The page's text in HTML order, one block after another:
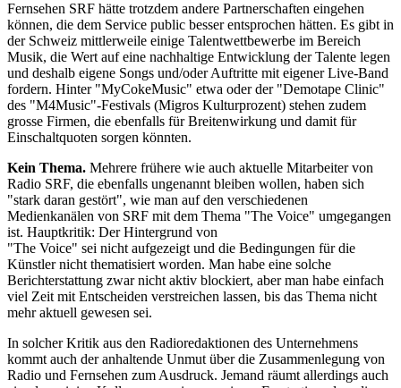
Fernsehen SRF hätte trotzdem andere Partnerschaften eingehen
können, die dem Service public besser entsprochen ­hätten. Es gibt in
der Schweiz mittlerweile einige Talentwettbewerbe im Bereich
Musik, die Wert auf eine nachhaltige Entwicklung der Talente legen
und deshalb eigene Songs und/oder Auftritte mit eigener Live-Band
fordern. Hinter "MyCokeMusic" etwa oder der "Demotape Clinic"
des "M4Music"-Festivals (Migros Kulturprozent) stehen zudem
grosse Firmen, die ebenfalls für Breitenwirkung und damit für
Einschaltquoten sorgen könnten.
Kein Thema. Mehrere frühere wie auch aktuelle Mitarbeiter von
Radio SRF, die ebenfalls ungenannt bleiben wollen, haben sich
"stark daran gestört", wie man auf den verschiedenen
Medienkanälen von SRF mit dem Thema "The Voice" umgegangen
ist. Hauptkritik: Der Hintergrund von
"The Voice" sei nicht aufgezeigt und die Bedingungen für die
Künstler nicht thematisiert worden. Man habe eine solche
Berichterstattung zwar nicht aktiv blockiert, aber man habe einfach
viel Zeit mit Entscheiden verstreichen lassen, bis das Thema nicht
mehr aktuell gewesen sei.
In solcher Kritik aus den Radio­redaktionen des Unternehmens
kommt auch der anhaltende Unmut über die Zusammenlegung von
Radio und Fernsehen zum Ausdruck. Jemand räumt allerdings auch